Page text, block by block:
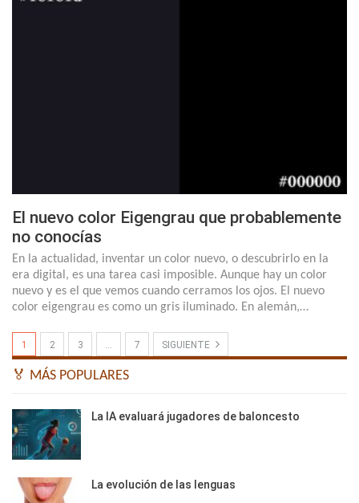
El nuevo color Eigengrau que probablemente
no conocías
En la actualidad, inventar un color nuevo, o descubrirlo en la
era digital, es una tarea casi imposible. Aunque hay un color
nuevo y es el que vemos cuando cerramos los ojos. El nuevo
color eigengrau es como un gris iluminado. En alemán,…
1 2 3 … 7 SIGUIENTE
🏅 MÁS POPULARES
La IA evaluará jugadores de baloncesto
La evolución de las lenguas